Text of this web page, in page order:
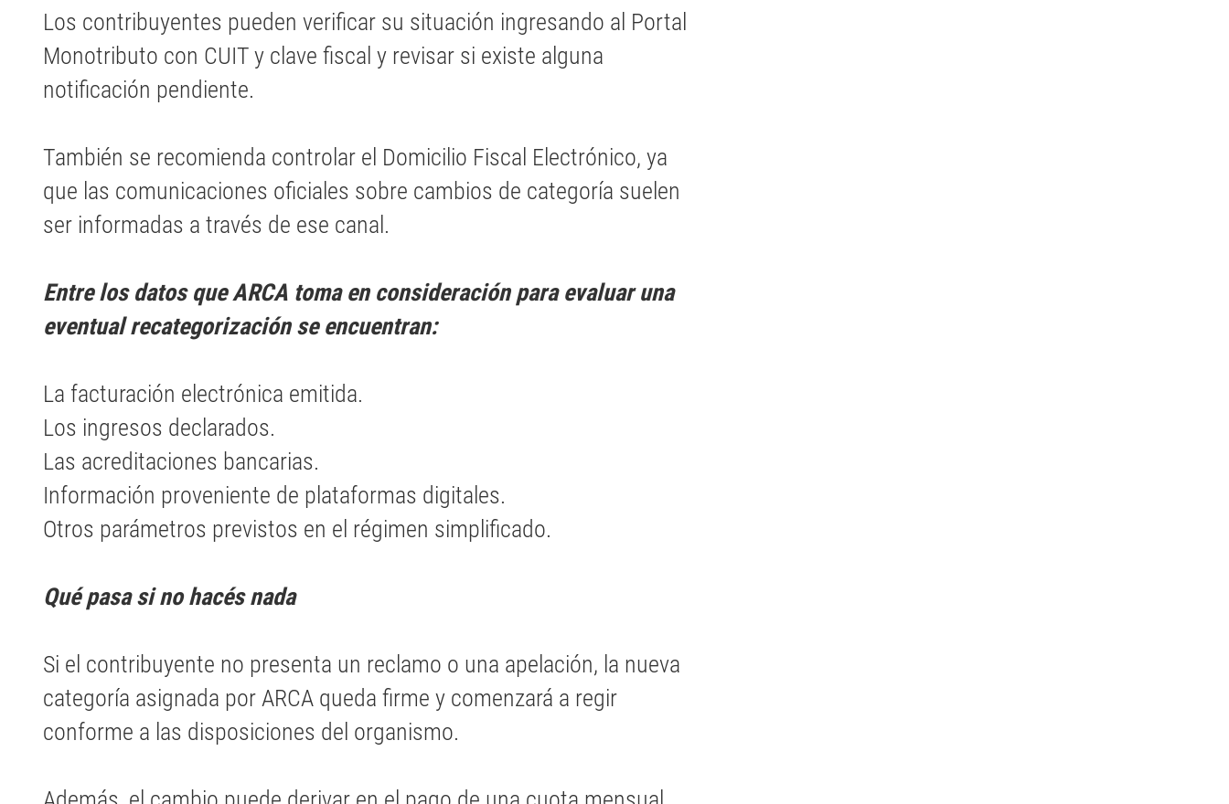
Los contribuyentes pueden verificar su situación ingresando al Portal
Monotributo con CUIT y clave fiscal y revisar si existe alguna
notificación pendiente.
También se recomienda controlar el Domicilio Fiscal Electrónico, ya
que las comunicaciones oficiales sobre cambios de categoría suelen
ser informadas a través de ese canal.
Entre los datos que ARCA toma en consideración para evaluar una
eventual recategorización se encuentran:
La facturación electrónica emitida.
Los ingresos declarados.
Las acreditaciones bancarias.
Información proveniente de plataformas digitales.
Otros parámetros previstos en el régimen simplificado.
Qué pasa si no hacés nada
Si el contribuyente no presenta un reclamo o una apelación, la nueva
categoría asignada por ARCA queda firme y comenzará a regir
conforme a las disposiciones del organismo.